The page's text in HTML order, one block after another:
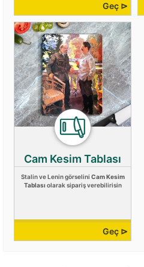
Geç ⊳
Cam Kesim Tablası
Stalin ve Lenin görselini Cam Kesim
Tablası olarak sipariş verebilirisin
Geç ⊳